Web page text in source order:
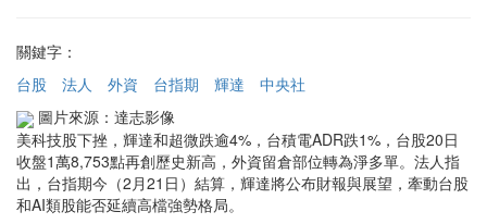
關鍵字：
台股
法人 外資 台指期 輝達
中央社
圖片來源：達志影像
美科技股下挫，輝達和超微跌逾4%，台積電ADR跌1%，台股20日
收盤1萬8,753點再創歷史新高，外資留倉部位轉為淨多單。法人指
出，台指期今（2月21日）結算，輝達將公布財報與展望，牽動台股
和AI類股能否延續高檔強勢格局。